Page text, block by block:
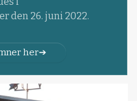
den 26. juni 2022.
her